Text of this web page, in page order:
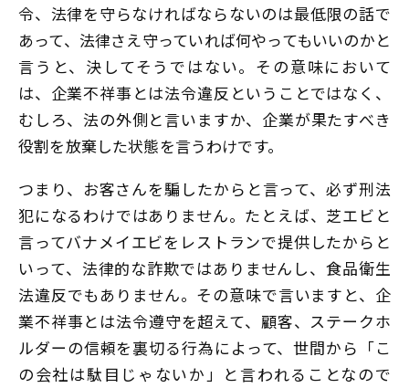
令、法律を守らなければならないのは最低限の話で
あって、法律さえ守っていれば何やってもいいのかと
言うと、決してそうではない。その意味において
は、企業不祥事とは法令違反ということではなく、
むしろ、法の外側と言いますか、企業が果たすべき
役割を放棄した状態を言うわけです。
つまり、お客さんを騙したからと言って、必ず刑法
犯になるわけではありません。たとえば、芝エビと
言ってバナメイエビをレストランで提供したからと
いって、法律的な詐欺ではありませんし、食品衛生
法違反でもありません。その意味で言いますと、企
業不祥事とは法令遵守を超えて、顧客、ステークホ
ルダーの信頼を裏切る行為によって、世間から「こ
の会社は駄目じゃないか」と言われることなので